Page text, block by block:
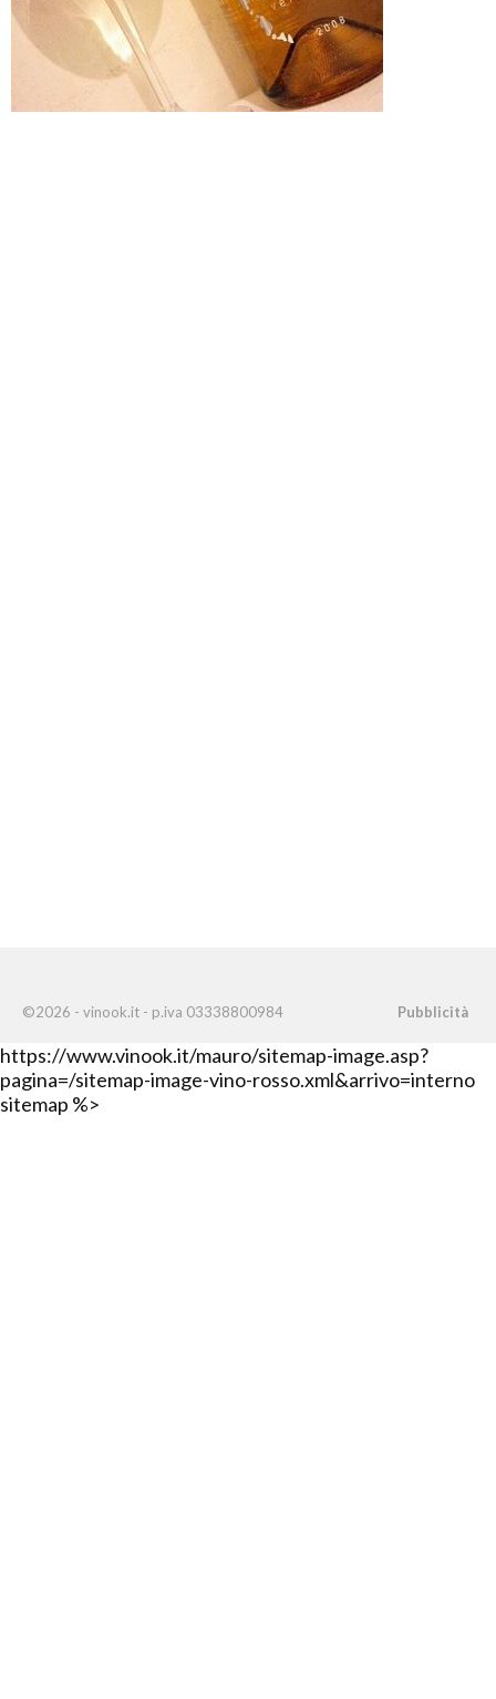
©2026 - vinook.it - p.iva 03338800984 Pubblicità
https://www.vinook.it/mauro/sitemap-image.asp?
pagina=/sitemap-image-vino-rosso.xml&arrivo=interno
sitemap %>